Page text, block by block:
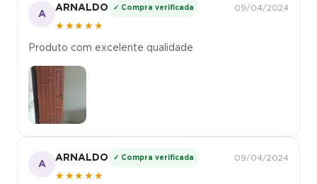
A
ARNALDO ✓ Compra verificada
★★★★★
09/04/2024
Produto com excelente qualidade
A
ARNALDO ✓ Compra verificada
★★★★★
09/04/2024